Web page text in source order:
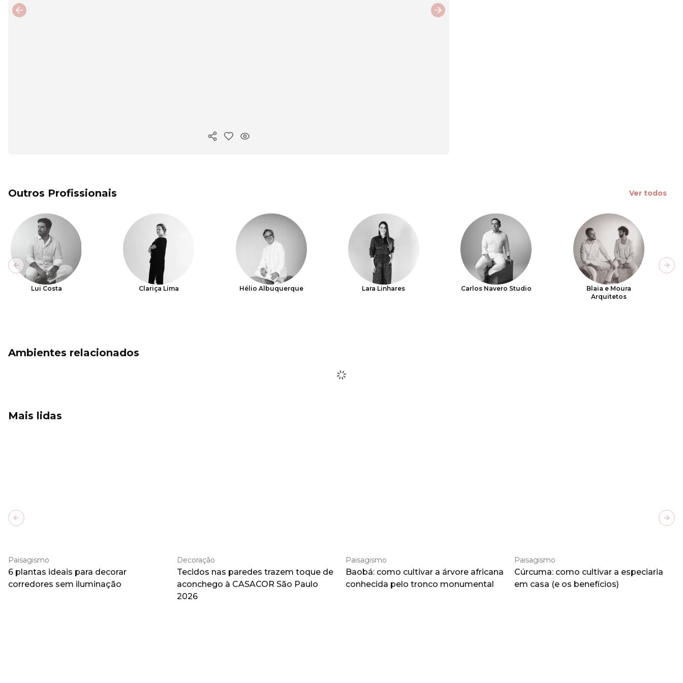
Copiar link
Previous slide Next slide
Outros Profissionais Ver todos
Lui Costa Clariça Lima Hélio Albuquerque Lara Linhares Carlos Navero Studio
Blaia e Moura
Arquitetos
Previous slide
Ambientes relacionados
Mais lidas
Paisagismo
6 plantas ideais para decorar
corredores sem iluminação
Decoração
Tecidos nas paredes trazem toque de
aconchego à CASACOR São Paulo
2026
Paisagismo
Baobá: como cultivar a árvore africana
conhecida pelo tronco monumental
Paisagismo
Cúrcuma: como cultivar a especiaria
em casa (e os benefícios)
Previous slide